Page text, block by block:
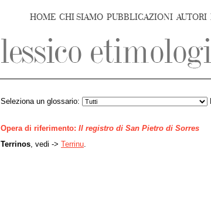
HOME CHI SIAMO PUBBLICAZIONI AUTORI
Seleziona un glossario:
Opera di riferimento: Il registro di San Pietro di Sorres
Terrinos , vedi -> Terrinu